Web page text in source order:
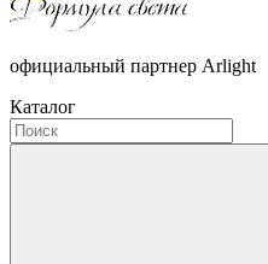
официальный партнер Arlight
Каталог